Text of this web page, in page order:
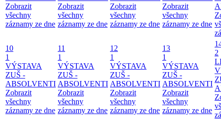
Zobrazit
všechny
záznamy ze dne
Zobrazit
všechny
záznamy ze dne
Zobrazit
všechny
záznamy ze dne
Zobrazit
všechny
záznamy ze dne
10
1
VÝSTAVA
ZUŠ -
ABSOLVENTI
Zobrazit
všechny
záznamy ze dne
11
1
VÝSTAVA
ZUŠ -
ABSOLVENTI
Zobrazit
všechny
záznamy ze dne
12
1
VÝSTAVA
ZUŠ -
ABSOLVENTI
Zobrazit
všechny
záznamy ze dne
13
1
VÝSTAVA
ZUŠ -
ABSOLVENTI
Zobrazit
všechny
záznamy ze dne
2